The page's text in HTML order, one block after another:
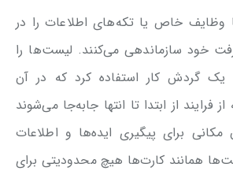
وظایف خاص یا تکه‌های اطلاعات را در
خود سازماندهی می‌کنند. لیست‌ها را
یک گردش کار استفاده کرد که در آن
فرایند از ابتدا تا انتها جابه‌جا می‌شوند
مکانی برای پیگیری ایده‌ها و اطلاعات
همانند کارت‌ها هیچ محدودیتی برای